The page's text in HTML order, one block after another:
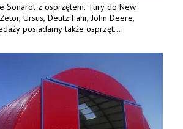
Sonarol z osprzętem. Tury do New
Ursus, Deutz Fahr, John Deere,
posiadamy także osprzęt